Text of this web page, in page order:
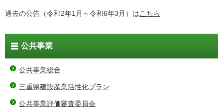
過去の公告（令和2年1月～令和6年3月）はこちら
公共事業
公共事業総合
三重県建設産業活性化プラン
公共事業評価審査委員会